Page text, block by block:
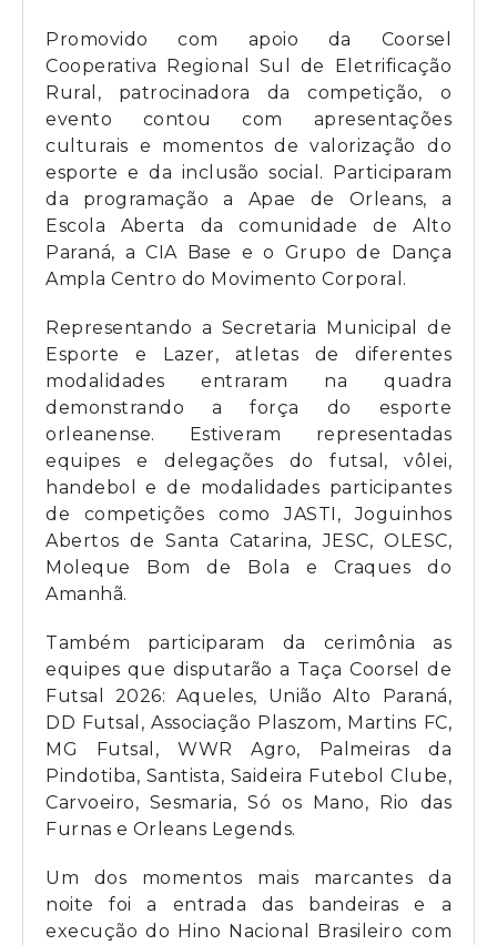
Promovido com apoio da Coorsel
Cooperativa Regional Sul de Eletrificação
Rural, patrocinadora da competição, o
evento contou com apresentações
culturais e momentos de valorização do
esporte e da inclusão social. Participaram
da programação a Apae de Orleans, a
Escola Aberta da comunidade de Alto
Paraná, a CIA Base e o Grupo de Dança
Ampla Centro do Movimento Corporal.
Representando a Secretaria Municipal de
Esporte e Lazer, atletas de diferentes
modalidades entraram na quadra
demonstrando a força do esporte
orleanense. Estiveram representadas
equipes e delegações do futsal, vôlei,
handebol e de modalidades participantes
de competições como JASTI, Joguinhos
Abertos de Santa Catarina, JESC, OLESC,
Moleque Bom de Bola e Craques do
Amanhã.
Também participaram da cerimônia as
equipes que disputarão a Taça Coorsel de
Futsal 2026: Aqueles, União Alto Paraná,
DD Futsal, Associação Plaszom, Martins FC,
MG Futsal, WWR Agro, Palmeiras da
Pindotiba, Santista, Saideira Futebol Clube,
Carvoeiro, Sesmaria, Só os Mano, Rio das
Furnas e Orleans Legends.
Um dos momentos mais marcantes da
noite foi a entrada das bandeiras e a
execução do Hino Nacional Brasileiro com